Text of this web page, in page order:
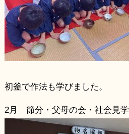
初釜で作法も学びました。
2月 節分・父母の会・社会見学